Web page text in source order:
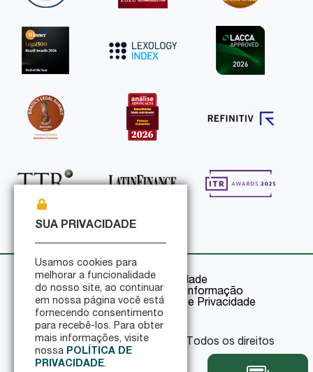
Política de Privacidade
Política de Segurança da Informação
Certificações de Segurança e Privacidade
© 2026 Pinheiro Guimarães - Todos os direitos
reservados
SUA PRIVACIDADE
Usamos cookies para
melhorar a funcionalidade
do nosso site, ao continuar
em nossa página você está
fornecendo consentimento
para recebê-los. Para obter
mais informações, visite
nossa POLÍTICA DE
PRIVACIDADE.